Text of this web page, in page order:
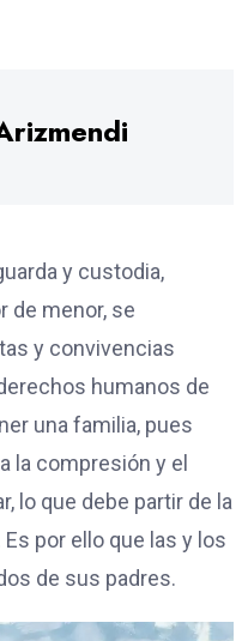
y custodia,
de menor, se
y convivencias
humanos de
una familia, pues
la compresión y el
lo que debe partir de la
por ello que las y los
de sus padres.